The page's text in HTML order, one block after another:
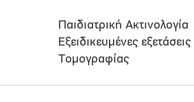
Παιδιατρική Ακτινολογία
Εξειδικευμένες
Τομογραφίας